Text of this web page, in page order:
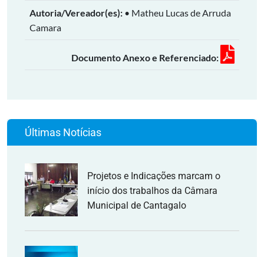
Autoria/Vereador(es): • Matheu Lucas de Arruda
Camara
Documento Anexo e Referenciado:
Últimas Notícias
Projetos e Indicações marcam o
início dos trabalhos da Câmara
Municipal de Cantagalo